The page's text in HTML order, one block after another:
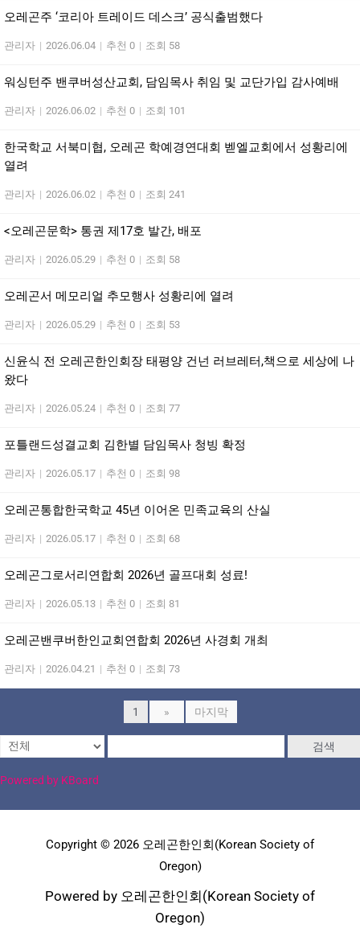
오레곤주 ‘코리아 트레이드 데스크’ 공식출범했다
관리자 | 2026.06.04 | 추천 0 | 조회 58
워싱턴주 밴쿠버성산교회, 담임목사 취임 및 교단가입 감사예배
관리자 | 2026.06.02 | 추천 0 | 조회 101
한국학교 서북미협, 오레곤 학예경연대회 벧엘교회에서 성황리에
열려
관리자 | 2026.06.02 | 추천 0 | 조회 241
<오레곤문학> 통권 제17호 발간, 배포
관리자 | 2026.05.29 | 추천 0 | 조회 58
오레곤서 메모리얼 추모행사 성황리에 열려
관리자 | 2026.05.29 | 추천 0 | 조회 53
신윤식 전 오레곤한인회장 태평양 건넌 러브레터,책으로 세상에 나
왔다
관리자 | 2026.05.24 | 추천 0 | 조회 77
포틀랜드성결교회 김한별 담임목사 청빙 확정
관리자 | 2026.05.17 | 추천 0 | 조회 98
오레곤통합한국학교 45년 이어온 민족교육의 산실
관리자 | 2026.05.17 | 추천 0 | 조회 68
오레곤그로서리연합회 2026년 골프대회 성료!
관리자 | 2026.05.13 | 추천 0 | 조회 81
오레곤밴쿠버한인교회연합회 2026년 사경회 개최
관리자 | 2026.04.21 | 추천 0 | 조회 73
1 » 마지막
검색
Powered by KBoard
Copyright © 2026 오레곤한인회(Korean Society of
Oregon)
Powered by 오레곤한인회(Korean Society of
Oregon)